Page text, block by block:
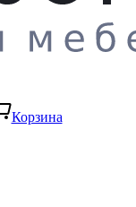
Корзина